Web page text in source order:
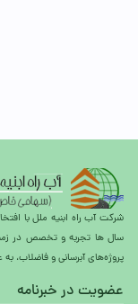
شرکت آب راه ابنیه ملل با
سال ها تجربه و تخصص در
پروژه‌های آبرسانی و فاضلاب،
عضویت در خبرنامه